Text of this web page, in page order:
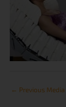
← Previous Media